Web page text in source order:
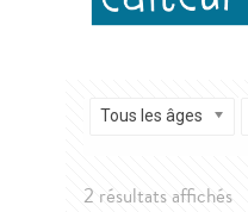
Tous les âges
2 résultats affichésTrié